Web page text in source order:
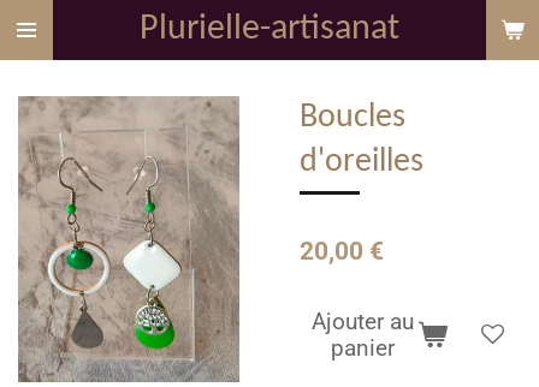
Passer
au
principal
Plurielle-artisanat
Boucles
d'oreilles
20,00 €
Ajouter au
panier